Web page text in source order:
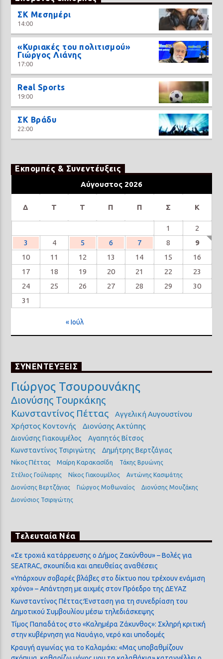
ΣΚ Μεσημέρι
14:00
«Κυριακές του πολιτισμού»
Γιώργος Λιάνης
17:00
Real Sports
19:00
ΣΚ Βράδυ
22:00
Εκπομπές & Συνεντέυξεις
Αύγουστος 2026
Δ Τ Τ Π Π Σ Κ
1
2
3
4 5 6 7 8
9
10
11 12 13 14 15
16
17
18 19 20 21 22
23
24
25 26 27 28 29
30
31
« Ιούλ
ΣΥΝΕΝΤΕΥΞΕΙΣ
Γιώργος Τσουρουνάκης
Διονύσης Τουρκάκης
Κωνσταντίνος Πέττας
Αγγελική Αυγουστίνου
Χρήστος Κοντονής
Διονύσης Ακτύπης
Διονύσης Γιακουμέλος
Αγαπητός Βίτσος
Κωνσταντίνος Τσιριγώτης
Δημήτρης Βερτζάγιας
Νίκος Πέττας Μαίρη Καρακασίδη
Τάκης Βρυώνης
Στέλιος Γούλιαρης
Νίκος Γιακουμέλος
Αντώνης Κασιμάτης
Διονύσης Βερτζάγιας
Γιώργος Μοθωναίος
Διονύσης Μουζάκης
Διονύσιος Τσιριγώτης
Τελευταία Νέα
«Σε τροχιά κατάρρευσης ο Δήμος Ζακύνθου» – Βολές για
SEATRAC, σκουπίδια και απευθείας αναθέσεις
«Υπάρχουν σοβαρές βλάβες στο δίκτυο που τρέχουν ενάμιση
χρόνο» – Απάντηση με αιχμές στον Πρόεδρο της ΔΕΥΑΖ
Κωνσταντίνος Πέττας:Ένσταση για τη συνεδρίαση του
Δημοτικού Συμβουλίου μέσω τηλεδιάσκεψης
Τίμος Παπαδάτος στο «Καλημέρα Ζάκυνθος»: Σκληρή κριτική
στην κυβέρνηση για Ναυάγιο, νερό και υποδομές
Κραυγή αγωνίας για το Καλαμάκι: «Μας υποβαθμίζουν